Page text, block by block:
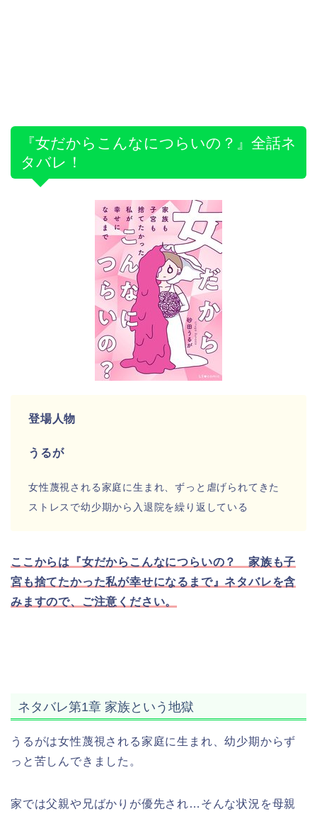
『女だからこんなにつらいの？』全話ネ
タバレ！
登場人物
うるが
女性蔑視される家庭に生まれ、ずっと虐げられてきた
ストレスで幼少期から入退院を繰り返している
ここからは『女だからこんなにつらいの？ 家族も子
宮も捨てたかった私が幸せになるまで』ネタバレを含
みますので、ご注意ください。
ネタバレ第1章 家族という地獄
うるがは女性蔑視される家庭に生まれ、幼少期からず
っと苦しんできました。
家では父親や兄ばかりが優先され…そんな状況を母親